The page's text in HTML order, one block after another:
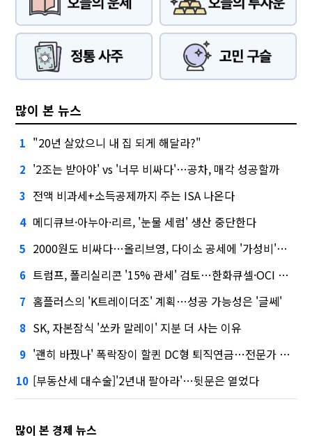
많이 본 뉴스
1 "20년 살았으니 내 집 되게 해달라?"
2 '2조는 받아야' vs '너무 비싸다'…공차, 매각 성공할까
3 전액 비과세+소득공제까지 주는 ISA 나온다
4 메디큐브·아누아·리르, '눈물 세럼' 생산 중단한다
5 2000원도 비싸다…올리브영, 다이소 공세에 '가성비'로 맞불
6 트럼프, 폴리실리콘 '15% 관세' 검토…한화큐셀·OCI 영향은?
7 홈플러스의 'K트레이더조' 계획…성공 가능성은 '글쎄'
8 SK, 자본잠식 '쏘카 말레이' 지분 더 사는 이유
9 '괜히 바꿨나' 폭락장이 할퀸 DC형 퇴직연금…전문가 조언은
10 [부동산세 대수술]'2년내 팔아라'…뒷문은 열었다
많이 본 경제 뉴스